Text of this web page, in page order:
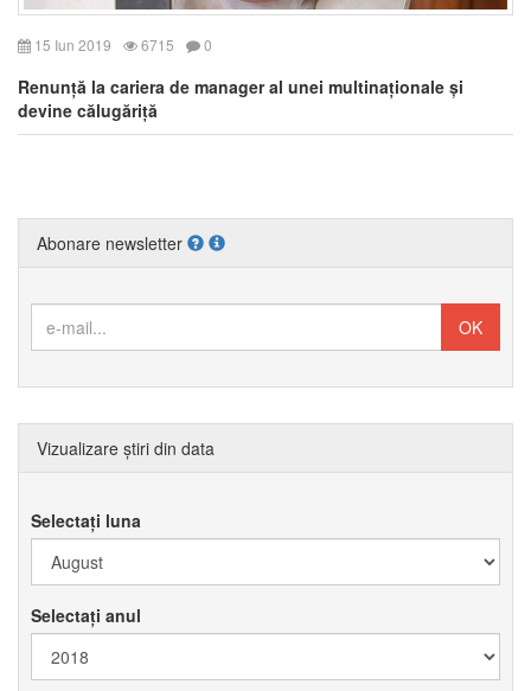
15 Iun 2019 6715 0
Renunță la cariera de manager al unei multinaționale și
devine călugăriță
Abonare newsletter
Vizualizare știri din data
Selectați luna
Selectați anul